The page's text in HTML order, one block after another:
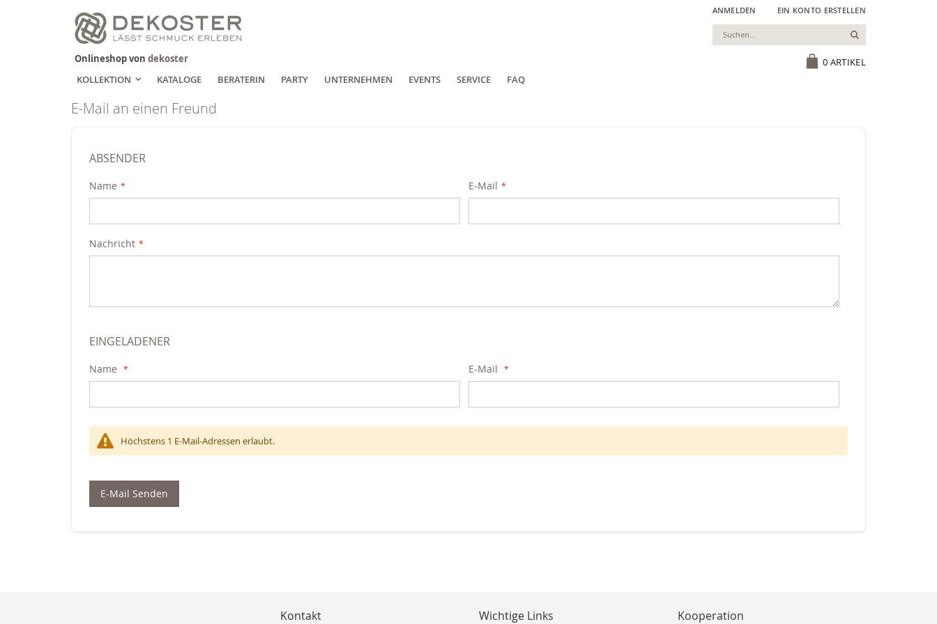
Zum
Inhalt
springen
ANMELDEN EIN KONTO ERSTELLEN
0 ARTIKEL
Suchen
Onlineshop von dekoster
KOLLEKTION
KATALOGE BERATERIN PARTY UNTERNEHMEN EVENTS SERVICE FAQ
E-Mail an einen Freund
ABSENDER
Name E-Mail
Nachricht
EINGELADENER
Name E-Mail
Höchstens 1 E-Mail-Adressen erlaubt.
E-Mail Senden
Kontakt Wichtige Links Kooperation